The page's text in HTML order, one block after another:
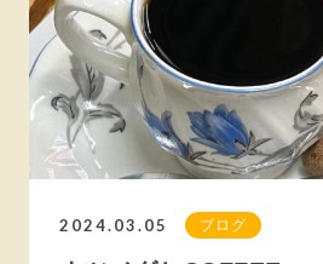
2024.03.05 ブログ